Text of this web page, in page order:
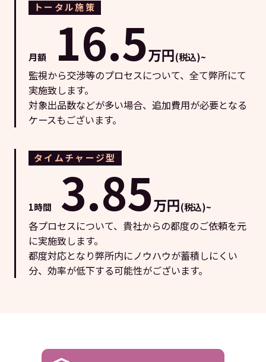
トータル施策
月額 16.5万円(税込)~
監視から交渉等のプロセスについて、全て弊所にて
実施致します。
対象出品数などが多い場合、追加費用が必要となる
ケースもございます。
タイムチャージ型
1時間 3.85万円(税込)~
各プロセスについて、貴社からの都度のご依頼を元
に実施致します。
都度対応となり弊所内にノウハウが蓄積しにくい
分、効率が低下する可能性がございます。